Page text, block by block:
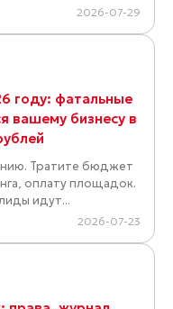
2026-07-29
году: фатальные
вашему бизнесу в
Тратите бюджет
оплату площадок.
идут...
2026-07-23